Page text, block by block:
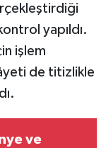
yapıldı.
işlem
de titizlikle
ve